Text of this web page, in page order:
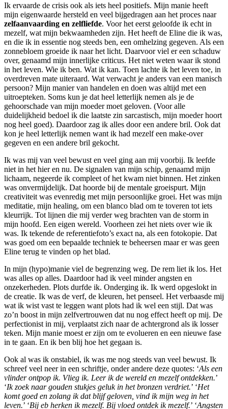
Ik ervaarde de crisis ook als iets heel positiefs. Mijn manie heeft
mijn eigenwaarde hersteld en veel bijgedragen aan het proces naar
zelfaanvaarding en zelfliefde. Voor het eerst geloofde ik echt in
mezelf, wat mijn bekwaamheden zijn. Het heeft de Eline die ik was,
en die ik in essentie nog steeds ben, een omhelzing gegeven. Als een
zonnebloem groeide ik naar het licht. Daarvoor viel er een schaduw
over, genaamd mijn innerlijke criticus. Het niet weten waar ik stond
in het leven. Wie ik ben. Wat ik kan. Toen lachte ik het leven toe, in
overdreven mate uiteraard. Wat verwacht je anders van een manisch
persoon? Mijn manier van handelen en doen was altijd met een
uitroepteken. Soms kun je dat heel letterlijk nemen als je de
gehoorschade van mijn moeder moet geloven. (Voor alle
duidelijkheid bedoel ik die laatste zin sarcastisch, mijn moeder hoort
nog heel goed). Daardoor zag ik alles door een andere bril. Ook dat
kon je heel letterlijk nemen want ik had mezelf een make-over
gegeven en een andere bril gekocht.
Ik was mij van veel bewust en veel ging aan mij voorbij. Ik leefde
niet in het hier en nu. De signalen van mijn schip, genaamd mijn
lichaam, negeerde ik compleet of het kwam niet binnen. Het zinken
was onvermijdelijk. Dat hoorde bij de mentale groeispurt. Mijn
creativiteit was evenredig met mijn persoonlijke groei. Het was mijn
meditatie, mijn healing, om een blanco blad om te toveren tot iets
kleurrijk. Tot lijnen die mij verder weg brachten van de storm in
mijn hoofd. Een eigen wereld. Voorheen zei het niets over wie ik
was. Ik tekende de referentiefoto’s exact na, als een fotokopie. Dat
was goed om een bepaalde techniek te beheersen maar er was geen
Eline terug te vinden op het blad.
In mijn (hypo)manie viel de begrenzing weg. De rem liet ik los. Het
was alles op alles. Daardoor had ik veel minder angsten en
onzekerheden. Plots durfde ik. Onderging ik. Ik werd opgeslokt in
de creatie. Ik was de verf, de kleuren, het penseel. Het verbaasde mij
wat ik wist vast te leggen want plots had ik wel een stijl. Dat was
zo’n boost in mijn zelfvertrouwen dat nu nog effect heeft op mij. De
perfectionist in mij, verplaatst zich naar de achtergrond als ik losser
teken. Mijn manie moest er zijn om te evolueren en een nieuwe fase
in te gaan. En ik ben blij hoe het gegaan is.
Ook al was ik onstabiel, ik was me nog steeds van veel bewust. Ik
schreef veel neer in een schriftje, onder andere deze quotes: ‘Als een
vlinder ontpop ik. Vlieg ik. Leer ik de wereld en mezelf ontdekken.’
‘Ik zoek naar gouden stukjes geluk in het bronzen verdriet.’ ‘Het
komt goed en zolang ik dat blijf geloven, vind ik mijn weg in het
leven.’ ‘Bij eb herken ik mezelf. Bij vloed ontdek ik mezelf.’ ‘Angsten